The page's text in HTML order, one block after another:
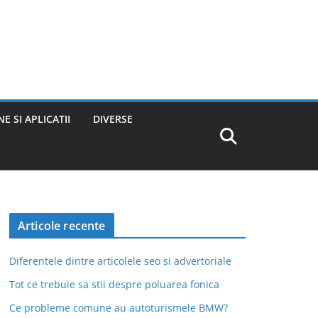
SI APLICATII DIVERSE
Articole recente
Diferentele dintre articolele seo si advertoriale
Tot ce trebuie sa stii despre poluarea fonica
Ce probleme comune au autoturismele BMW?